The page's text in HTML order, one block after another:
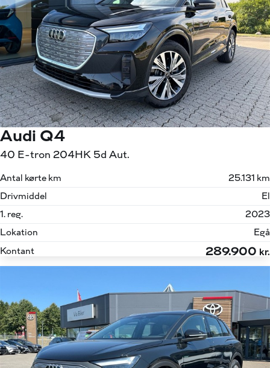
Audi Q4
40 E-tron 204HK 5d Aut.
Antal kørte km
25.131 km
Drivmiddel
El
1. reg.
2023
Lokation
Egå
Kontant
289.900 kr.